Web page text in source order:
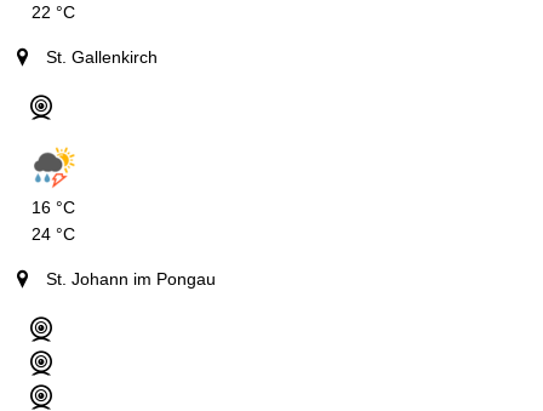
22 °C
St. Gallenkirch
16 °C
24 °C
St. Johann im Pongau